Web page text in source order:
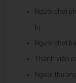
Người chơi
bị.
Người chơi
Thành viên
Người